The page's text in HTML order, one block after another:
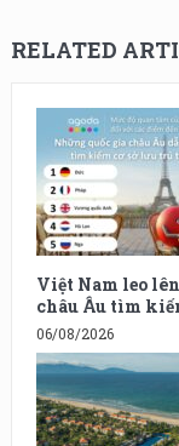
RELATED
Việt Nam leo
châu Âu tìm
06/08/2026